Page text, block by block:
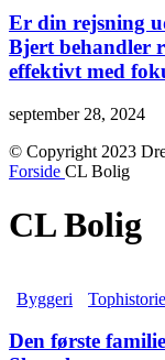
Er din rejsning
Bjert behandler
effektivt med
september 28, 2024
© Copyright 2023
Forside CL Bolig
CL Bolig
Byggeri Tophistorie
Den første